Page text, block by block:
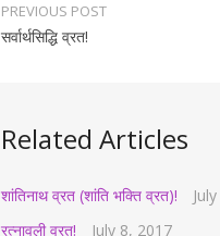
PREVIOUS POST
सर्वार्थसिद्धि व्रत!
Related Articles
शांतिनाथ व्रत (शांति भक्ति व्रत)!
रत्नावली व्रत!
July 8, 2017